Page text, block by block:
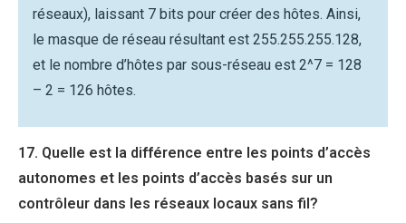
réseaux), laissant 7 bits pour créer des hôtes. Ainsi,
le masque de réseau résultant est 255.255.255.128,
et le nombre d’hôtes par sous-réseau est 2^7 = 128
– 2 = 126 hôtes.
17. Quelle est la différence entre les points d’accès
autonomes et les points d’accès basés sur un
contrôleur dans les réseaux locaux sans fil?